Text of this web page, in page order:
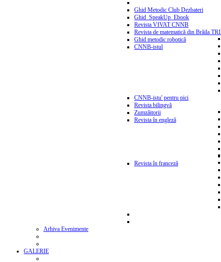
Ghid Metodic Club Dezbateri
Ghid_SpeakUp_Ebook
Revista VIVAT CNNB
Revista de matematică din Brăila
Ghid metodic robotică
CNNB-istul
CNNB-istu' pentru pici
Revista bilingvă
Zumzăitorii
Revista în engleză
Revista în franceză
Arhiva Evenimente
GALERIE